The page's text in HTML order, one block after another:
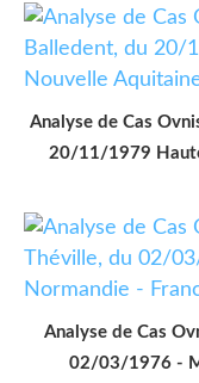
Analyse de Cas
20/11/1979
Analyse de Cas
02/03/1976 -